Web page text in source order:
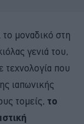
μοναδικό στη
γενιά του,
τεχνολογία που
ιαπωνικής
τομείς, το